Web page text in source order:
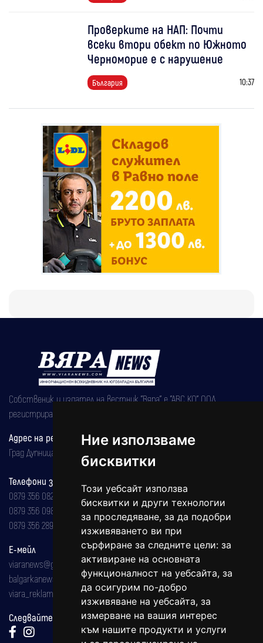
Ние използваме
бисквитки
Този уебсайт използва
бисквитки и други технологии
за проследяване, за да подобри
изживяването ви при
сърфиране за следните цели: за
активиране на основната
функционалност на уебсайта, за
да осигурим по-добро
изживяване на уебсайта, за
измерване на вашия интерес
към нашите продукти и услуги
Проверките на НАП: Почти
всеки втори обект по Южното
Черноморие е с нарушение
България 10:37
Собственик и издател на вестник "Вяра" е "АВС КО" ООД,
регистрирана на 08.05.2002 година.
Адрес на редакцията
Град Дупница, ул.''Христо Ботев" 43
Телефони за реклама и абонаменти
0879 356 082
0879 356 098
0879 356 289
Е-мейл
viaranews@gmail.com
balgarkanews@gmail.com
viara_reklama@mail.bg
Следвайте ни: